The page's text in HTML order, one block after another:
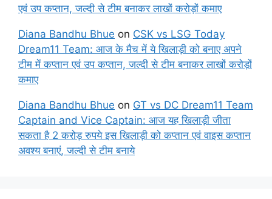
एवं उप कप्तान, जल्दी से टीम बनाकर लाखों करोड़ों कमाए
Diana Bandhu Bhue on CSK vs LSG Today
Dream11 Team: आज के मैच में ये खिलाड़ी को बनाए अपने
टीम में कप्तान एवं उप कप्तान, जल्दी से टीम बनाकर लाखों करोड़ों
कमाए
Diana Bandhu Bhue on GT vs DC Dream11 Team
Captain and Vice Captain: आज यह खिलाड़ी जीता
सकता है 2 करोड़ रुपये इस खिलाड़ी को कप्तान एवं वाइस कप्तान
अवश्य बनाएं, जल्दी से टीम बनाये